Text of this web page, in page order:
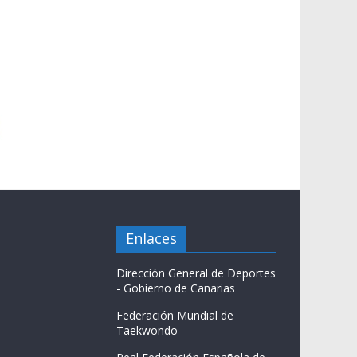
Enlaces
Dirección General de Deportes
- Gobierno de Canarias
Federación Mundial de
Taekwondo